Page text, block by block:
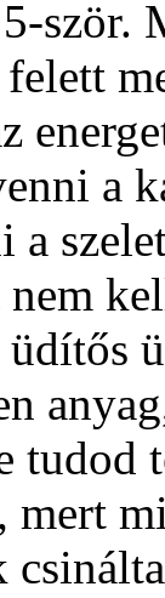
ször.
a
tudod